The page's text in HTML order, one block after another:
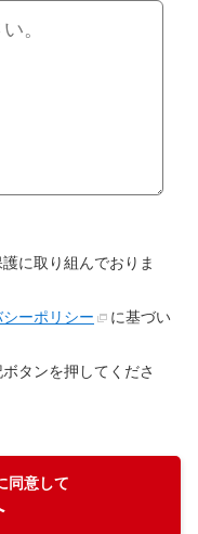
に取り組んでおりま
ーポリシー
に基づい
タンを押してくださ
同意して